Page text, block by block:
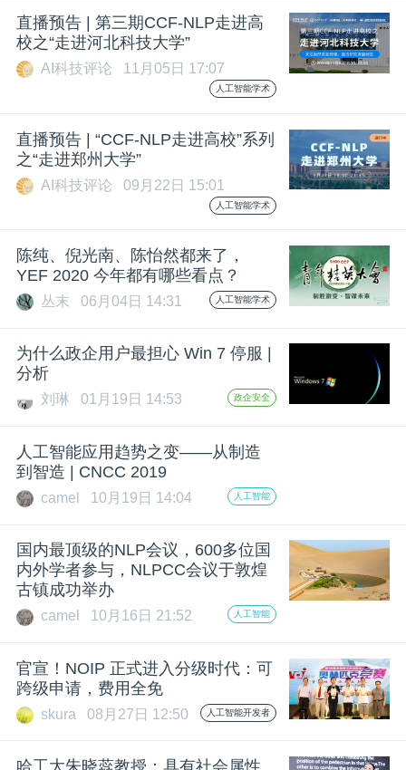
直播预告 | 第三期CCF-NLP走进高
校之“走进河北科技大学”
AI科技评论 11月05日 17:07
人工智能学术
直播预告 | “CCF-NLP走进高校”系列
之“走进郑州大学”
AI科技评论 09月22日 15:01
人工智能学术
陈纯、倪光南、陈怡然都来了，
YEF 2020 今年都有哪些看点？
丛末 06月04日 14:31 人工智能学术
为什么政企用户最担心 Win 7 停服 |
分析
刘琳 01月19日 14:53 政企安全
人工智能应用趋势之变——从制造
到智造 | CNCC 2019
camel 10月19日 14:04 人工智能
国内最顶级的NLP会议，600多位国
内外学者参与，NLPCC会议于敦煌
古镇成功举办
camel 10月16日 21:52 人工智能
官宣！NOIP 正式进入分级时代：可
跨级申请，费用全免
skura 08月27日 12:50 人工智能开发者